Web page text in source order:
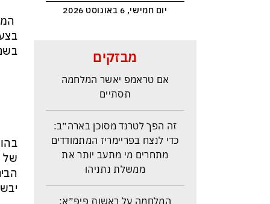
יום חמישי, 6 באוגוסט 2026
מבזקים
תפעול משותף של מצר הורמוז –
אם טראמפ יאשר המלחמה
זה הפך לטרנד מסוכן בארה״ב:
כדי לנצח בפריימריז המתמודדים
ממשלת נתניהו
המלחמה על ראשות פיפ״א: